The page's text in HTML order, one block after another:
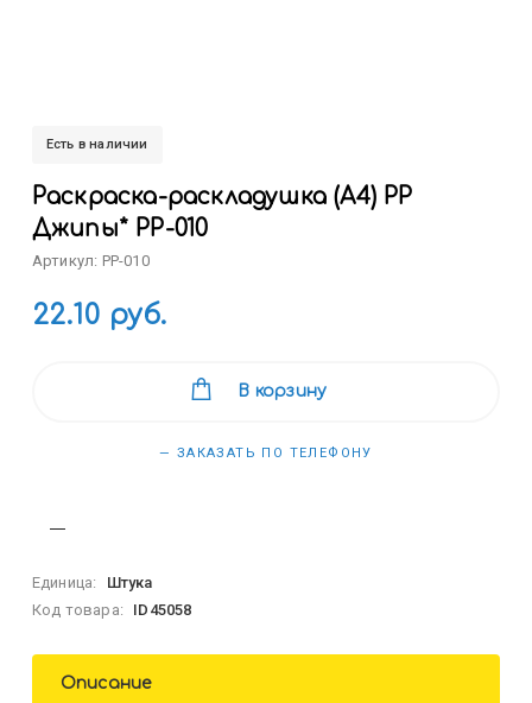
Есть в наличии
Раскраска-раскладушка (А4) РР
Джипы* РР-010
Артикул: РР-010
22.10 руб.
В корзину
— ЗАКАЗАТЬ ПО ТЕЛЕФОНУ
Единица:
Штука
Код товара:
ID45058
Описание